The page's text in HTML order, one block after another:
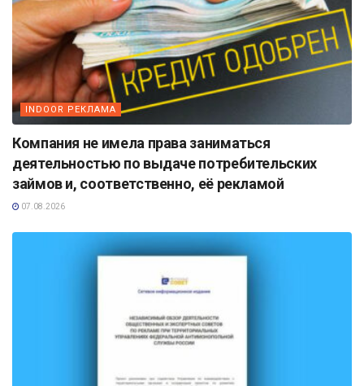
INDOOR РЕКЛАМА
Компания не имела права заниматься
деятельностью по выдаче потребительских
займов и, соответственно, её рекламой
07.08.2026